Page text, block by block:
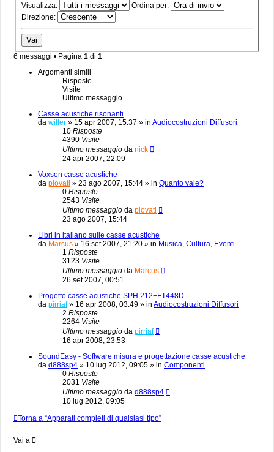
Visualizza:
Ordina per:
Direzione:
6 messaggi • Pagina 1 di 1
Argomenti simili
Risposte
Visite
Ultimo messaggio
Casse acustiche risonanti
da willer » 15 apr 2007, 15:37 » in Audiocostruzioni Diffusori
10 Risposte
4390 Visite
Ultimo messaggio da nick
24 apr 2007, 22:09
Voxson casse acustiche
da plovati » 23 ago 2007, 15:44 » in Quanto vale?
0 Risposte
2543 Visite
Ultimo messaggio da plovati
23 ago 2007, 15:44
Libri in italiano sulle casse acustiche
da Marcus » 16 set 2007, 21:20 » in Musica, Cultura, Eventi
1 Risposte
3123 Visite
Ultimo messaggio da Marcus
26 set 2007, 00:51
Progetto casse acustiche SPH 212+FT448D
da pirriaf» 16 apr 2008, 03:49 » in Audiocostruzioni Diffusori
2 Risposte
2264 Visite
Ultimo messaggio da pirriaf
16 apr 2008, 23:53
SoundEasy - Software misura e progettazione casse acustiche
da d888sp4 » 10 lug 2012, 09:05 » in Componenti
0 Risposte
2031 Visite
Ultimo messaggio da d888sp4
10 lug 2012, 09:05
Torna a “Apparati completi di qualsiasi tipo”
Vai a